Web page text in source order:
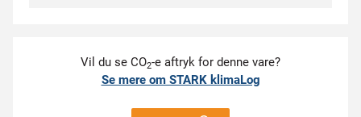
Vil du se CO2-e aftryk for denne vare?
Se mere om STARK klimaLog